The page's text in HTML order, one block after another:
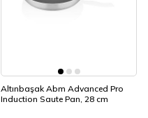
Altınbaşak Abm Advanced Pro
Induction Saute Pan, 28 cm